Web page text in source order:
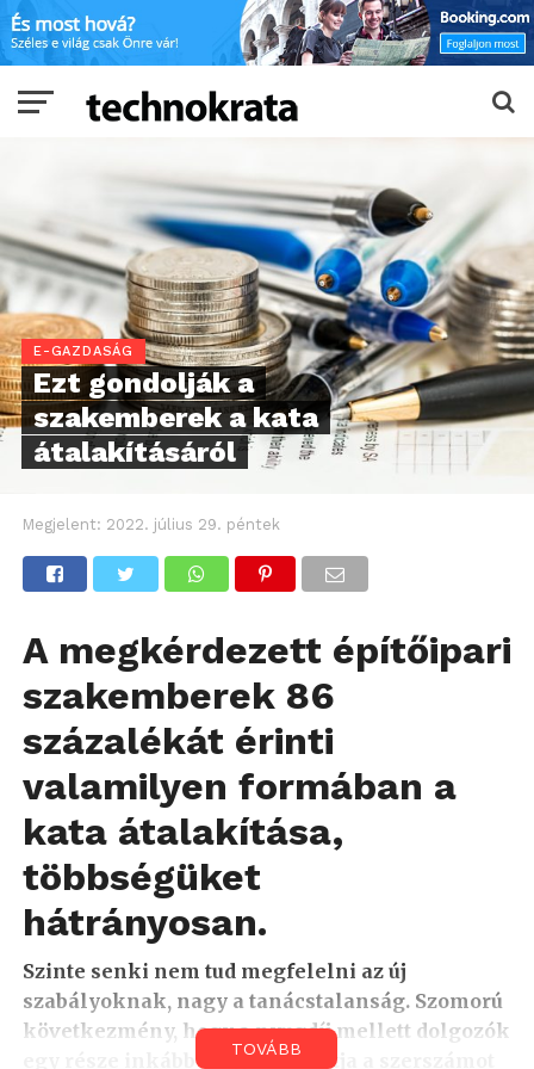
E-GAZDASÁG
Ezt gondolják a
szakemberek a kata
átalakításáról
Megjelent: 2022. július 29. péntek
A megkérdezett építőipari
szakemberek 86
százalékát érinti
valamilyen formában a
kata átalakítása,
többségüket
hátrányosan.
Szinte senki nem tud megfelelni az új
szabályoknak, nagy a tanácstalanság. Szomorú
következmény, hogy a nyugdíj mellett dolgozók
egy része inkább szögre akasztja a szerszámot
TOVÁBB